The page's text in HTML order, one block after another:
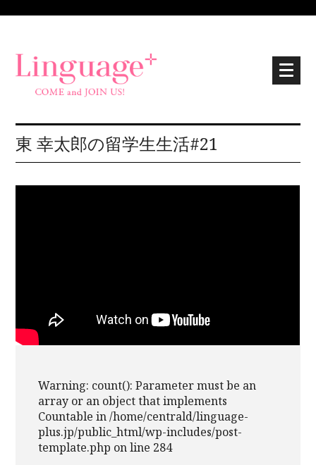
東 幸太郎の留学生生活#21
Warning: count(): Parameter must be an
array or an object that implements
Countable in/home/centrald/linguage-
plus.jp/public_html/wp-includes/post-
template.php on line 284